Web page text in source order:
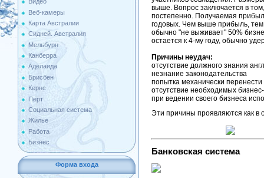
Веб-камеры
Карта Австралии
Сидней. Австралия
Мельбурн
Канберра
Аделаида
Брисбен
Кернс
Перт
Социальная система
Жилье
Работа
Бизнес
Форма входа
выше. Вопрос заключается в
постепенно. Получаемая
годовых. Чем выше прибыль,
обычно "не выживает" 50%
остается к 4-му году, обычно
Причины неудач:
отсутствие должного знания
незнание законодательства
попытка механически
отсутствие необходимых
при ведении своего бизнеса
Эти причины проявляются как в
Банковская система